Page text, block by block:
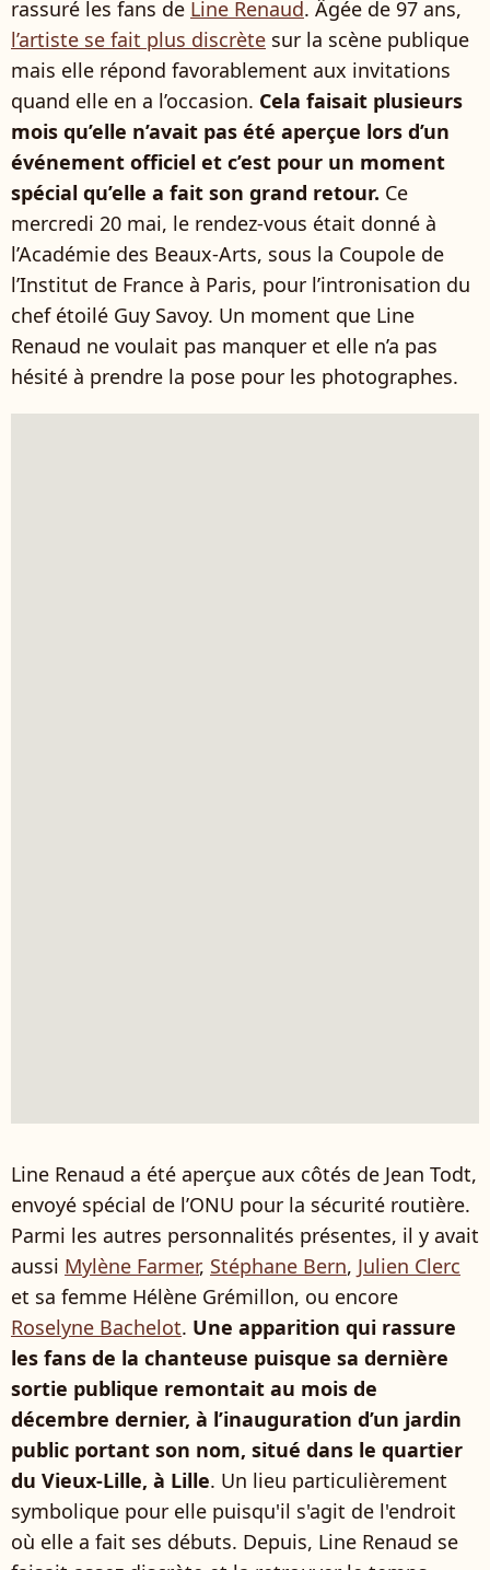
rassuré les fans de Line Renaud. Âgée de 97 ans,
l’artiste se fait plus discrète sur la scène publique
mais elle répond favorablement aux invitations
quand elle en a l’occasion. Cela faisait plusieurs
mois qu’elle n’avait pas été aperçue lors d’un
événement officiel et c’est pour un moment
spécial qu’elle a fait son grand retour. Ce
mercredi 20 mai, le rendez-vous était donné à
l’Académie des Beaux-Arts, sous la Coupole de
l’Institut de France à Paris, pour l’intronisation du
chef étoilé Guy Savoy. Un moment que Line
Renaud ne voulait pas manquer et elle n’a pas
hésité à prendre la pose pour les photographes.
Line Renaud a été aperçue aux côtés de Jean Todt,
envoyé spécial de l’ONU pour la sécurité routière.
Parmi les autres personnalités présentes, il y avait
aussi Mylène Farmer, Stéphane Bern, Julien Clerc
et sa femme Hélène Grémillon, ou encore
Roselyne Bachelot. Une apparition qui rassure
les fans de la chanteuse puisque sa dernière
sortie publique remontait au mois de
décembre dernier, à l’inauguration d’un jardin
public portant son nom, situé dans le quartier
du Vieux-Lille, à Lille. Un lieu particulièrement
symbolique pour elle puisqu'il s'agit de l'endroit
où elle a fait ses débuts. Depuis, Line Renaud se